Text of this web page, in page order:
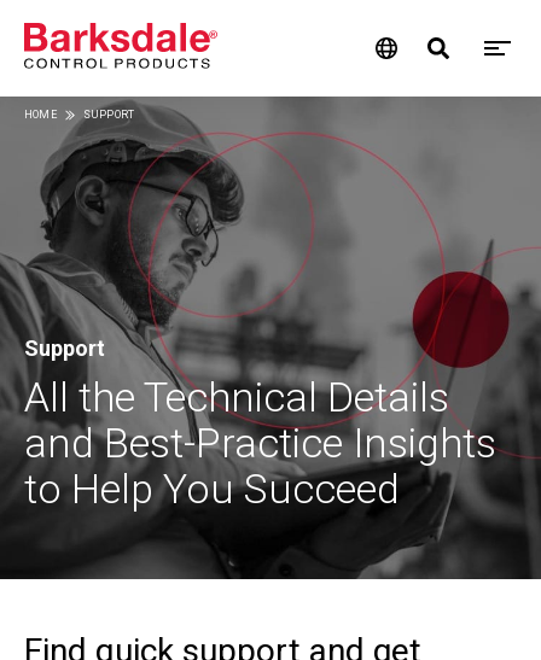
Skip
contentBreadcrumb
HOME SUPPORT
Support
All the Technical Details
and Best-Practice Insights
to Help You Succeed
Find quick support and get